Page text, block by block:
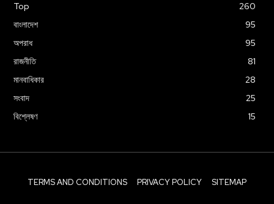
Top
260
বাংলাদেশ
95
অপরাধ
95
রাজনীতি
81
মানবাধিকার
28
সংবাদ
25
বিশ্লেষণ
15
TERMS AND CONDITIONS PRIVACY POLICY SITEMAP